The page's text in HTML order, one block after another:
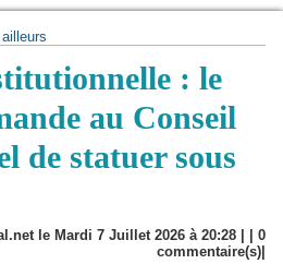
: le
au Conseil
de statuer sous
le Mardi 7 Juillet 2026 à 20:28 | | 0
commentaire(s)|